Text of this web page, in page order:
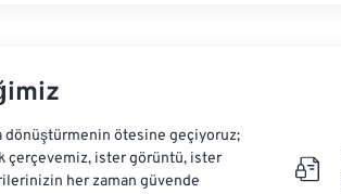
dönüştürmenin ötesine geçiyoruz;
çerçevemiz, ister görüntü, ister
her zaman güvende